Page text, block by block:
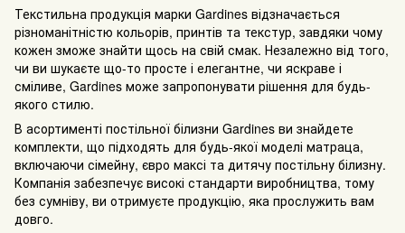
Текстильна продукція марки Gardines відзначається
різноманітністю кольорів, принтів та текстур, завдяки чому
кожен зможе знайти щось на свій смак. Незалежно від того,
чи ви шукаєте що-то просте і елегантне, чи яскраве і
сміливе, Gardines може запропонувати рішення для будь-
якого стилю.
В асортименті постільної білизни Gardines ви знайдете
комплекти, що підходять для будь-якої моделі матраца,
включаючи сімейну, євро максі та дитячу постільну білизну.
Компанія забезпечує високі стандарти виробництва, тому
без сумніву, ви отримуєте продукцію, яка прослужить вам
довго.